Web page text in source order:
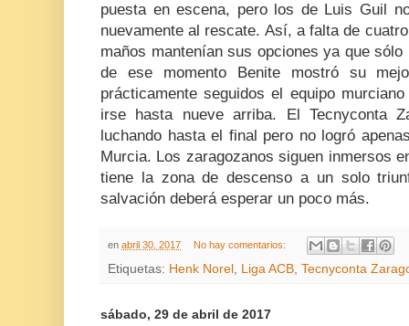
puesta en escena, pero los de Luis Guil
nuevamente al rescate. Así, a falta de
maños mantenían sus opciones ya que
de ese momento Benite mostró su
prácticamente seguidos el equipo
irse hasta nueve arriba. El Tecnyconta
luchando hasta el final pero no logró
Murcia. Los zaragozanos siguen inmersos
tiene la zona de descenso a un solo
salvación deberá esperar un poco más.
en abril 30, 2017 No hay comentarios:
Etiquetas: Henk Norel , Liga ACB, Tecnyconta
sábado, 29 de abril de 2017